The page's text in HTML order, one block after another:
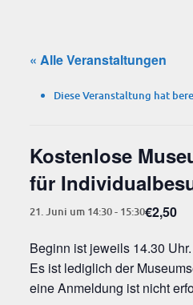
« Alle Veranstaltungen
Diese Veranstaltung hat
Kos­ten­lo­se
für
21. Juni um 14:30- 15:30€2,50
Beginn ist jeweils 14.30 Uhr.
Es ist ledig­lich der
eine Anmel­dung ist nicht